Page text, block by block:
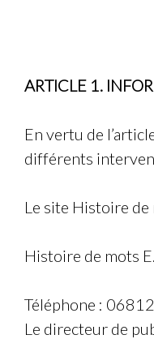
ARTICLE 1.
En vertu de
différents
Le site Histoire de
Histoire de mots
Téléphone :
Le directeur de